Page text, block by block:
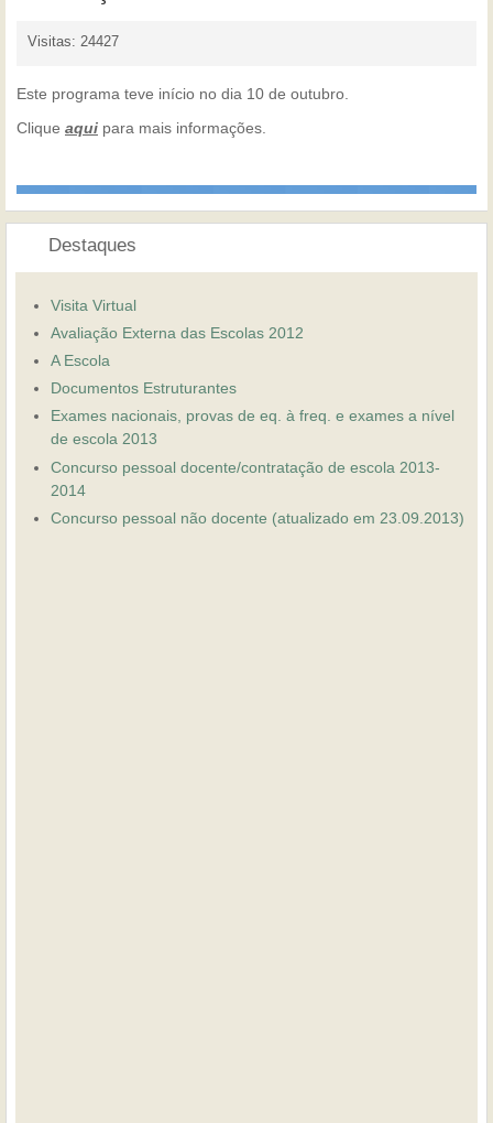
Visitas: 24427
Este programa teve início no dia 10 de outubro.
Clique aqui para mais informações.
Destaques
Visita Virtual
Avaliação Externa das Escolas 2012
A Escola
Documentos Estruturantes
Exames nacionais, provas de eq. à freq. e exames a nível
de escola 2013
Concurso pessoal docente/contratação de escola 2013-
2014
Concurso pessoal não docente (atualizado em 23.09.2013)